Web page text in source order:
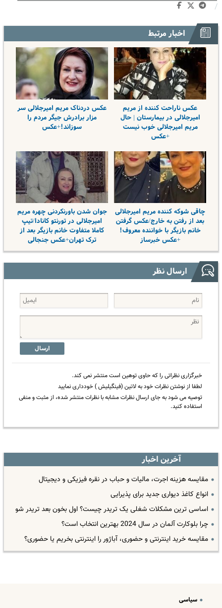
/
اخبار مرتبط
عکس ناراحت کننده از مریم
امیرجلالی در بیمارستان | حال
مریم امیرجلالی خوب نیست
+عکس
عکس دردناک مریم امیرجلالی سر
مزار برادرش جیگر مردم را
سوزاند!+عکس
چاقی شوکه کننده مریم امیرجلالی
بعد از رفتن به خارج/عکس گرفتن
خانم بازیگر با خواننده معروف!
+عکس خبرساز
جوان شدن باورنکردنی چهره مریم
امیرجلالی در تورنتو کانادا/تیپ
کاملا متفاوت خانم بازیگر بعد از
ترک تهران+عکس جنجالی
ارسال نظر
ارسال
خبرگزاری نظراتی را که حاوی توهین است منتشر نمی کند.
لطفا از نوشتن نظرات خود به لاتین (فینگیلیش ) خودداری نمایید
توصیه می شود به جای ارسال نظرات مشابه با نظرات منتشر شده، از مثبت و منفی
استفاده کنید.
آخرین اخبار
مقایسه هزینه اجرت، مالیات و حباب در نقره فیزیکی و دیجیتال
انواع کاغذ دیواری جدید برای پذیرایی
اساسی ترین مشکلات شغلی یک تریدر چیست؟ اول بخون بعد تریدر شو
چرا بلوکارت آلمان در سال 2024 بهترین انتخاب است؟
مقایسه خرید اینترنتی و حضوری، آباژور را اینترنتی بخریم یا حضوری؟
سیاسی